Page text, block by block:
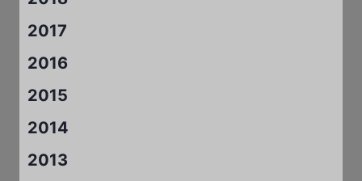
2017
2016
2015
2014
2013